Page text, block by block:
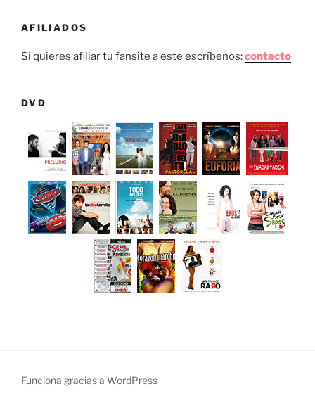
AFILIADOS
Si quieres afiliar tu fansite a este escríbenos:contacto
DVD
Funciona gracias a WordPress